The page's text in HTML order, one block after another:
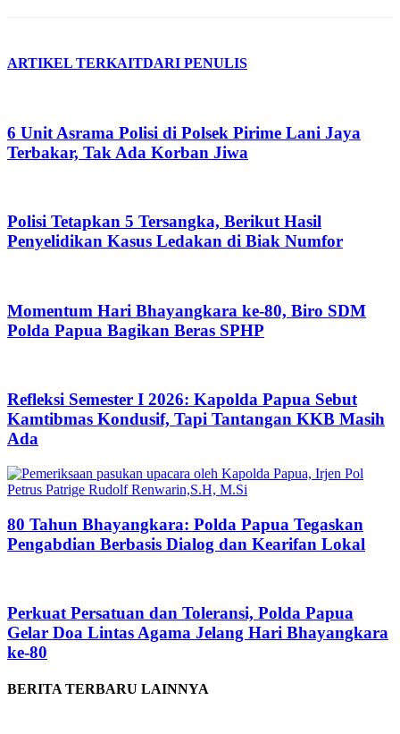
ARTIKEL TERKAITDARI PENULIS
6 Unit Asrama Polisi di Polsek Pirime Lani Jaya
Terbakar, Tak Ada Korban Jiwa
Polisi Tetapkan 5 Tersangka, Berikut Hasil
Penyelidikan Kasus Ledakan di Biak Numfor
Momentum Hari Bhayangkara ke-80, Biro SDM
Polda Papua Bagikan Beras SPHP
Refleksi Semester I 2026: Kapolda Papua Sebut
Kamtibmas Kondusif, Tapi Tantangan KKB Masih
Ada
80 Tahun Bhayangkara: Polda Papua Tegaskan
Pengabdian Berbasis Dialog dan Kearifan Lokal
Perkuat Persatuan dan Toleransi, Polda Papua
Gelar Doa Lintas Agama Jelang Hari Bhayangkara
ke-80
BERITA TERBARU LAINNYA